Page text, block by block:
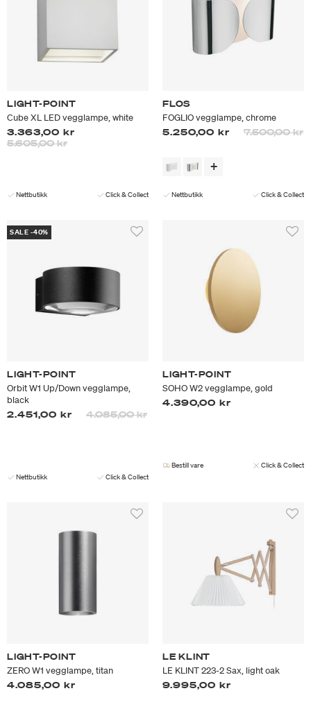
LIGHT-POINT
Cube XL LED vegglampe, white
3.363,00 kr
Prisen er nedsatt fra
5.605,00 krtil
Nettbutikk Click & Collect
FLOS
FOGLIO vegglampe, chrome
5.250,00 kr
Prisen er
7.500,00 krtil
Nettbutikk Click & Collect
SALE -40%
LIGHT-POINT
Orbit W1 Up/Down vegglampe,
black
2.451,00 kr
Prisen er nedsatt fra
4.085,00 krtil
Nettbutikk Click & Collect
LIGHT-POINT
SOHO W2 vegglampe, gold
4.390,00 kr
Bestill vare Click & Collect
LIGHT-POINT
ZERO W1 vegglampe, titan
4.085,00 kr
LE KLINT
LE KLINT 223-2 Sax, light oak
9.995,00 kr